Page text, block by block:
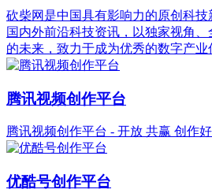
砍柴网是中国具有影响力的原创科
国内外前沿科技资讯，以独家视角
的未来，致力于成为优秀的数字产业
腾讯视频创作平台
腾讯视频创作平台 - 开放 共赢 创作
优酷号创作平台